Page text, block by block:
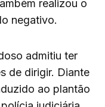
realizou o
negativo.
admitiu ter
de dirigir. Diante
ao plantão